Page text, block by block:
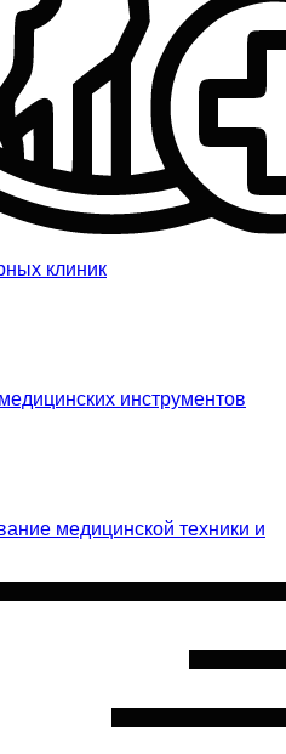
клиник
инструментов
медицинской техники и